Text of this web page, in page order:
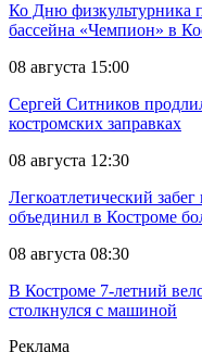
Ко Дню физкультурника
бассейна «Чемпион» в
08 августа 15:00
Сергей Ситников
костромских заправках
08 августа 12:30
Легкоатлетический
объединил в Костроме
08 августа 08:30
В Костроме 7-летний
столкнулся с машиной
Реклама